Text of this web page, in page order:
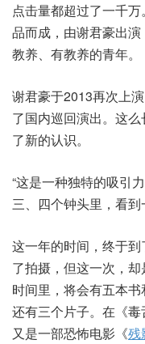
点击量都超过了一千
品而成，由谢君豪出
教养、有教养的青年。
谢君豪于2013再次上
了国内巡回演出。这
了新的认识。
“这是一种独特的吸引
三、四个钟头里，看到
这一年的时间，终于
了拍摄，但这一次，
时间里，将会有五本
还有三个片子。在《毒
又是一部恐怖电影《残